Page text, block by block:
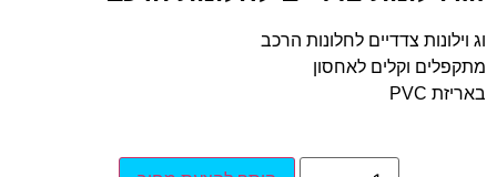
וג וילונות צדדיים לחלונות הרכב
מתקפלים וקלים לאחסון
באריזת PVC